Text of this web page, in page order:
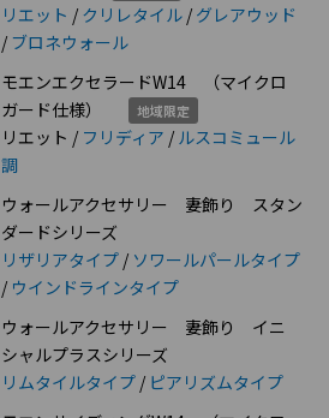
リエット / クリレタイル / グレアウッド
/ ブロネウォール
モエンエクセラードW14 （マイクロ
ガード仕様）
地域限定
リエット / フリディア / ルスコミュール
調
ウォールアクセサリー 妻飾り スタン
ダードシリーズ
リザリアタイプ / ソワールパールタイプ
/ ウインドラインタイプ
ウォールアクセサリー 妻飾り イニ
シャルプラスシリーズ
リムタイルタイプ / ピアリズムタイプ